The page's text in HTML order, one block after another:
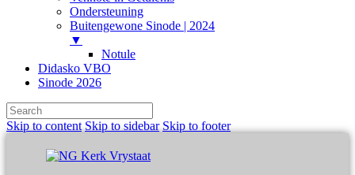
Ondersteuning
Buitengewone Sinode | 2024
▼
Notule
Didasko VBO
Sinode 2026
Skip to content Skip to sidebar Skip to footer